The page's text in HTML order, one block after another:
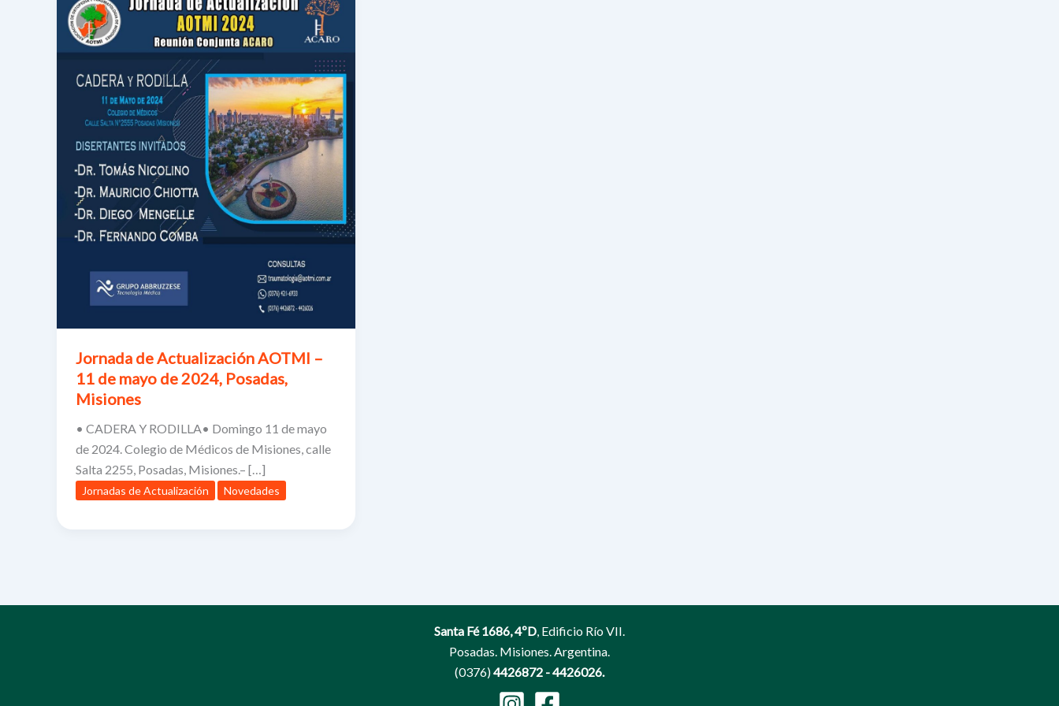
Jornada de Actualización AOTMI –
11 de mayo de 2024, Posadas,
Misiones
• CADERA Y RODILLA• Domingo 11 de mayo
de 2024. Colegio de Médicos de Misiones, calle
Salta 2255, Posadas, Misiones.– […]
Jornadas de Actualización Novedades
Santa Fé 1686, 4ºD, Edificio Río VII.
Posadas. Misiones. Argentina.
(0376)4426872 - 4426026.